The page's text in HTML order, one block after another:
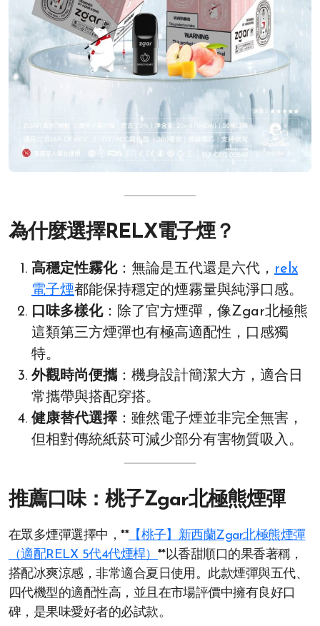
為什麼選擇RELX電子煙？
高穩定性霧化：無論是五代還是六代， relx
電子煙都能保持穩定的煙霧量與純淨口感。
口味多樣化：除了官方煙彈，像Zgar北極熊
這類第三方煙彈也有極高適配性，口感獨
特。
外觀時尚便攜：機身設計簡潔大方，適合日
常攜帶與搭配穿搭。
健康替代選擇 ：雖然電子煙並非完全無害，
但相對傳統紙菸可減少部分有害物質吸入。
推薦口味：桃子Zgar北極熊煙彈
在眾多煙彈選擇中，**【桃子】新西蘭Zgar北極熊煙彈
（適配RELX 5代4代煙桿） **以香甜順口的果香著稱，
搭配冰爽涼感，非常適合夏日使用。此款煙彈與五代、
四代機型的適配性高，並且在市場評價中擁有良好口
碑，是果味愛好者的必試款。